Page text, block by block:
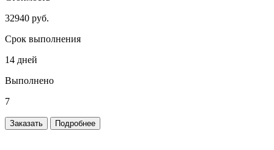
32940 руб.
Срок выполнения
14 дней
Выполнено
7
Заказать Подробнее